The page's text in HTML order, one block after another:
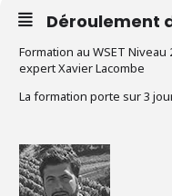
Déroulement
Formation au WSET
expert Xavier Lacombe
La formation porte sur 3